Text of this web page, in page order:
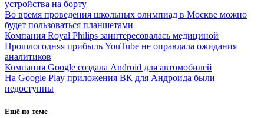
устройства на борту
Во время проведения школьных олимпиад в Москве можно
будет пользоваться планшетами
Компания Royal Philips заинтересовалась медициной
Прошлогодняя прибыль YouTube не оправдала ожидания
аналитиков
Компания Google создала Android для автомобилей
На Google Play приложения ВК для Андроида были
недоступны
Ещё по теме